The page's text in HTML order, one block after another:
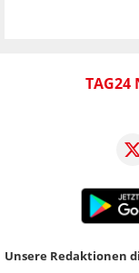
TAG24
Unsere Redaktionen